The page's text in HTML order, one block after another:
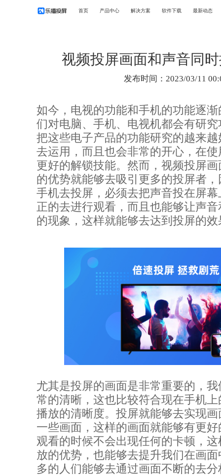
首页 产品中心 解决方案 软件下载 最新动态
视频投屏画面和声音同
发布时间：2023/03/11
如今，电视的功能和手机的功能逐
们对电脑、手机、电视机都会有研
把这些电子产品的功能研究的越来
去运用，而且也会非常的开心，在
更好的解锁技能。然而，视频投屏
的优势就能够去吸引更多的投屏者
手机去投屏，必须去把声音投在屏
正的去进行观看，而且也能够让声
的现象，这样就能够去达到投屏的效
尤其是投屏的画面是非常重要的，
常的清晰，这也比较符合现在手机
播放的清晰度。投屏就能够去实现
一些画面，这样的画面就能够有更
观看的时候不会出现任何的卡顿，
放的优势，也能够去提升我们在画
多的人们能够去通过画面不断的去